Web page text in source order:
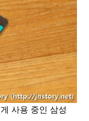
사용 중인 삼성